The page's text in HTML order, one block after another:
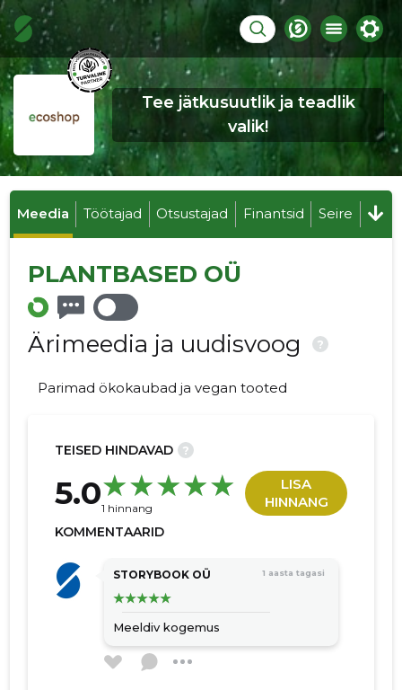
Tee jätkusuutlik ja teadlik
valik!
Meedia Töötajad Otsustajad Finantsid Seire
PLANTBASED OÜ
Ärimeedia ja uudisvoog ?
Parimad ökokaubad ja vegan tooted
TEISED HINDAVAD ?
5.01 hinnang
LISA
HINNANG
KOMMENTAARID
STORYBOOK OÜ 1 aasta tagasi
Meeldiv kogemus